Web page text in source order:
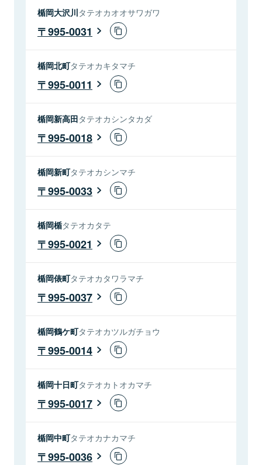
楯岡大沢川タテオカオオサワガワ
995-0031
楯岡北町タテオカキタマチ
995-0011
楯岡新高田タテオカシンタカダ
995-0018
楯岡新町タテオカシンマチ
995-0033
楯岡楯タテオカタテ
995-0021
楯岡俵町タテオカタワラマチ
995-0037
楯岡鶴ケ町タテオカツルガチョウ
995-0014
楯岡十日町タテオカトオカマチ
995-0017
楯岡中町タテオカナカマチ
995-0036